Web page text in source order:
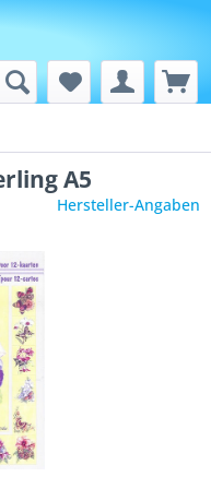
A5
Hersteller-Angaben